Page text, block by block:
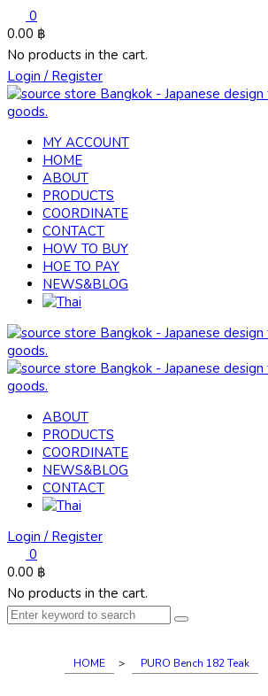
0
0.00 ฿
No products in the cart.
Login / Register
MY ACCOUNT
HOME
ABOUT
PRODUCTS
COORDINATE
CONTACT
HOW TO BUY
HOE TO PAY
NEWS&BLOG
ABOUT
PRODUCTS
COORDINATE
NEWS&BLOG
CONTACT
Login / Register
0
0.00 ฿
No products in the cart.
HOME > PURO Bench 182 Teak